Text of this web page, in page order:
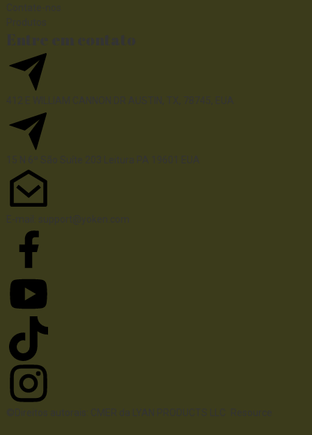
Contate-nos
Produtos
Entre em contato
412 E WILLIAM CANNON DR AUSTIN, TX, 78745, EUA
15 N 6º São Suíte 203 Leitura PA 19601 EUA
E-mail: support@yoken.com
©Direitos autorais: CMER da LYAN PRODUCTS LLC Resource